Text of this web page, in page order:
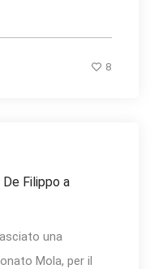
8
Filippo a
una
Mola, per il